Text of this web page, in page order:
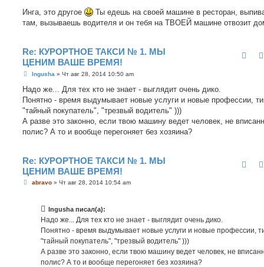
Инга, это другое
Ты едешь на своей машине в ресторан,
там, вызываешь водителя и он тебя на ТВОЕЙ машине отвозит
Re: КУРОРТНОЕ ТАКСИ № 1. МЫ
ЦЕНИМ ВАШЕ ВРЕМЯ!
С
о
б
щ
е
и
е
Ingusha » Чт авг 28, 2014 10:50 am
Надо же... Для тех кто не знает - выглядит очень дико.
Понятно - время выдумывает новые услуги и новые профессии,
"тайный покупатель", "трезвый водитель" )))
А разве это законно, если твою машину ведет человек, не
полис? А то и вообще перегоняет без хозяина?
Re: КУРОРТНОЕ ТАКСИ № 1. МЫ
ЦЕНИМ ВАШЕ ВРЕМЯ!
Сabravo» Чт авг 28, 2014 10:54 am
Ingusha писал(а):
Надо же... Для тех кто не знает - выглядит очень дико.
Понятно - время выдумывает новые услуги и новые профессии,
"тайный покупатель", "трезвый водитель" )))
А разве это законно, если твою машину ведет человек, не
полис? А то и вообще перегоняет без хозяина?